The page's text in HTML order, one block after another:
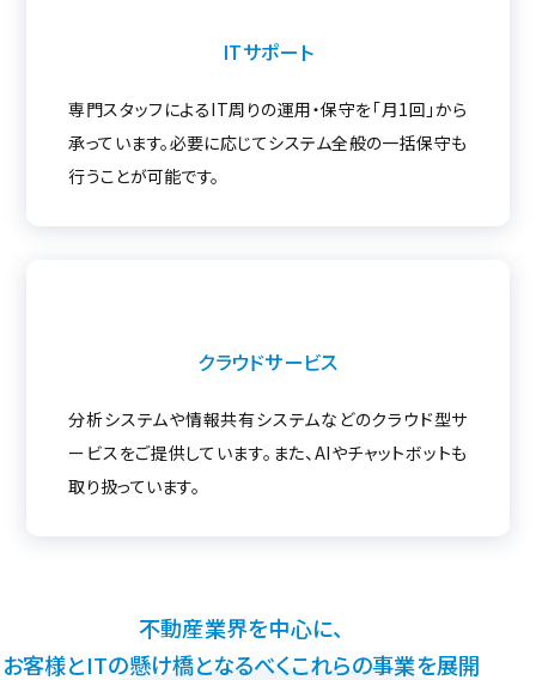
ITサポート
専門スタッフによるIT周りの運用・保守を「月1回」から
承っています。必要に応じてシステム全般の一括保守も
行うことが可能です。
クラウドサービス
分析システムや情報共有システムなどのクラウド型サ
ービスをご提供しています。また、AIやチャットボットも
取り扱っています。
不動産業界を中心に、
お客様とITの懸け橋となるべくこれらの事業を展開